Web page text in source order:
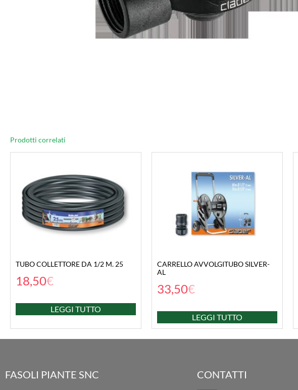
Prodotti correlati
TUBO COLLETTORE DA 1/2 M. 25
18,50€
LEGGI TUTTO
CARRELLO AVVOLGITUBO SILVER-
AL
33,50€
LEGGI TUTTO
FASOLI PIANTE SNC CONTATTI